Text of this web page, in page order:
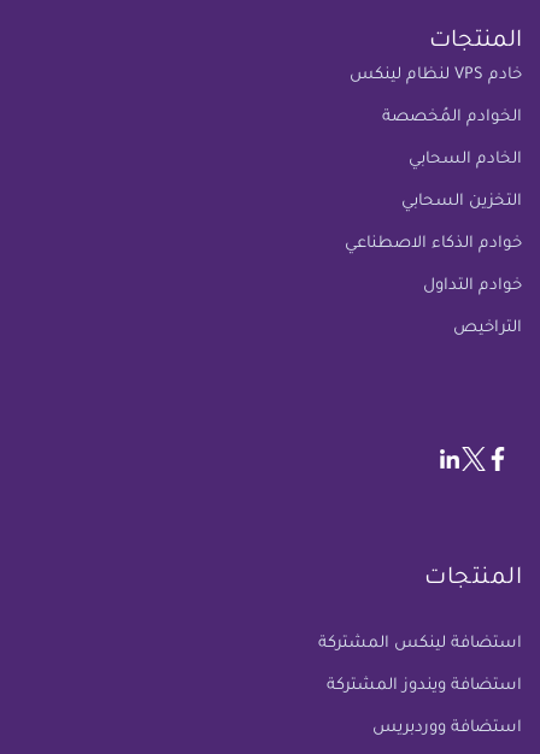
المنتجات
خادم VPS لنظام لينكس
الخوادم المُخصصة
الخادم السحابي
التخزين السحابي
خوادم الذكاء الاصطناعي
خوادم التداول
التراخيص
المنتجات
استضافة لينكس المشتركة
استضافة ويندوز المشتركة
استضافة ووردبريس